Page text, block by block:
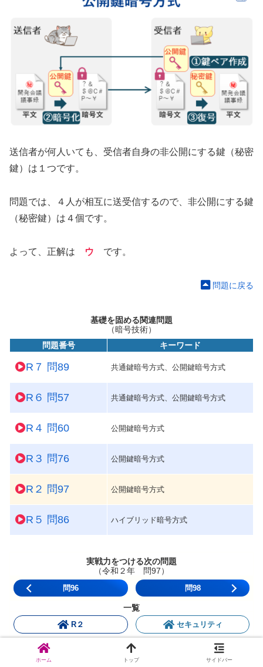
送信者が何人いても、受信者自身の非公開にする鍵（秘密
鍵）は１つです。
問題では、４人が相互に送受信するので、非公開にする鍵
（秘密鍵）は４個です。
よって、正解は ウ です。
問題に戻る
基礎を固める関連問題
（暗号技術）
問題番号
キーワード
R７ 問89 共通鍵暗号方式、公開鍵暗号方式
R６ 問57 共通鍵暗号方式、公開鍵暗号方式
R４ 問60 公開鍵暗号方式
R３ 問76 公開鍵暗号方式
R２ 問97 公開鍵暗号方式
R５ 問86 ハイブリッド暗号方式
実戦力をつける次の問題
（令和２年 問97）
問96 問98
一覧
R２ セキュリティ
ホーム トップ サイドバー